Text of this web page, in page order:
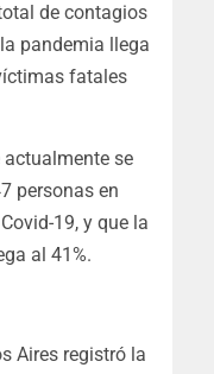
de contagios
pandemia llega
fatales
actualmente se
personas en
19, y que la
al 41%.
Aires registró la